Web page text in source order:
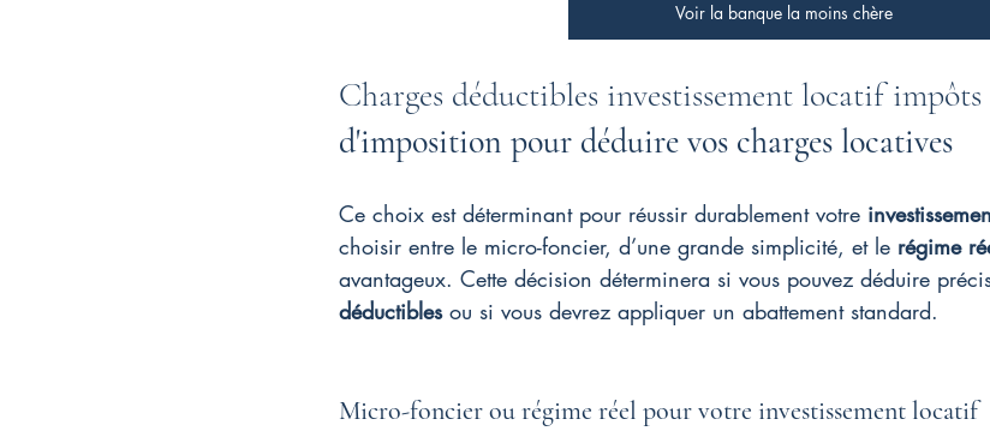
Voir la banque la moins chère
Charges déductibles investissement locatif impôts
d'imposition pour déduire vos charges locatives
Ce choix est déterminant pour réussir durablement votre
choisir entre le micro-foncier, d’une grande simplicité, et le régime
avantageux. Cette décision déterminera si vous pouvez déduire
déductibles ou si vous devrez appliquer un abattement standard.
Micro-foncier ou régime réel pour votre investissement locatif